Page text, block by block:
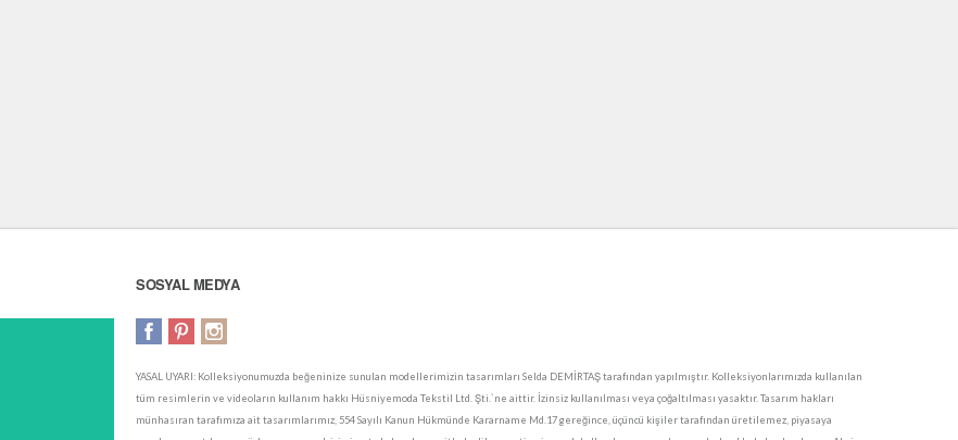
SOSYAL MEDYA
YASAL UYARI: Kolleksiyonumuzda beğeninize sunulan modellerimizin tasarımları Selda DEMİRTAŞ tarafından yapılmıştır. Kolleksiyonlarımızda kullanılan
tüm resimlerin ve videoların kullanım hakkı Hüsniyemoda Tekstil Ltd. Şti.`ne aittir. İzinsiz kullanılması veya çoğaltılması yasaktır. Tasarım hakları
münhasıran tarafımıza ait tasarımlarımız, 554 Sayılı Kanun Hükmünde Kararname Md.17 gereğince, üçüncü kişiler tarafından üretilemez, piyasaya